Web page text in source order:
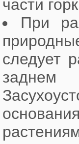
части
При
следует